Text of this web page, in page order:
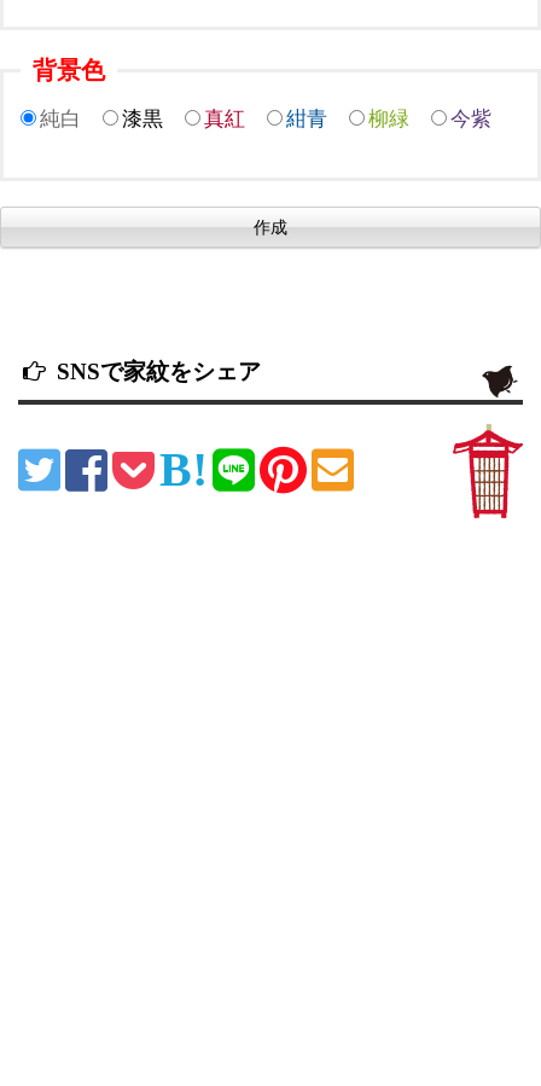
背景色
純白 漆黒 真紅 紺青 柳緑 今紫
SNSで家紋をシェア